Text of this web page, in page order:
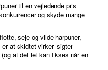
til en vejledende pris
og skyde mange
seje og vilde harpuner,
at skidtet virker, sigter
at det let kan fikses når en